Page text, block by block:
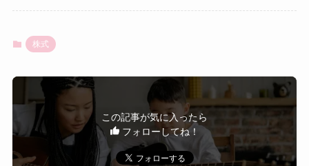
株式
この記事が気に入ったら
フォローしてね！